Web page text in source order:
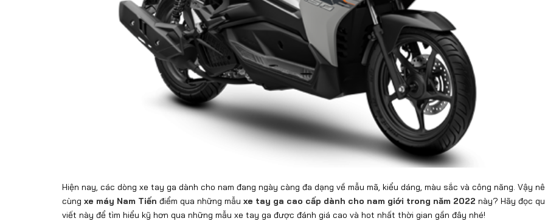
Hiện nay, các dòng xe tay ga dành cho nam đang ngày càng đa dạng về mẫu mã, kiểu dáng, màu sắc và công năng. Vậy
cùng xe máy Nam Tiến điểm qua những mẫu xe tay ga cao cấp dành cho nam giới trong năm 2022 này? Hãy đọc
viết này để tìm hiểu kỹ hơn qua những mẫu xe tay ga được đánh giá cao và hot nhất thời gian gần đây nhé!